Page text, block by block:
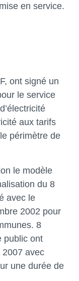
en service.
ont signé un
le service
aux tarifs
périmètre de
le modèle
du 8
avec le
2002 pour
8
public ont
avec
une durée de